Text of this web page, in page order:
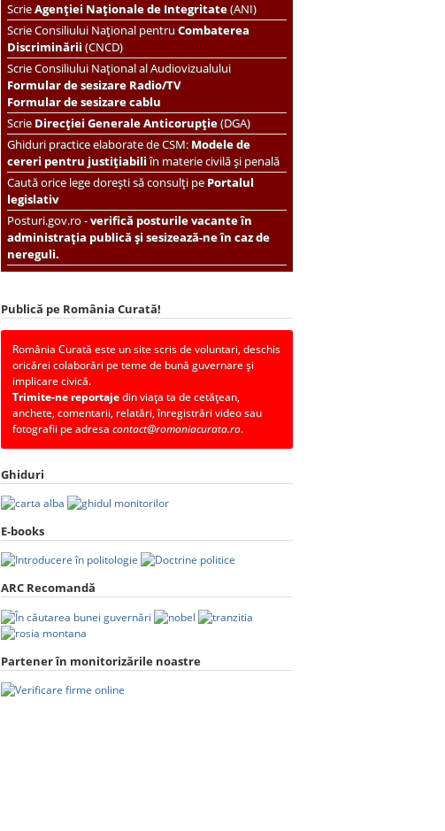
ScrieAgenției Naționale de Integritate(ANI)
ScrieConsiliului Național pentruCombaterea
Discriminării(CNCD)
Scrie Consiliului Național al Audiovizualului
Formular de sesizare Radio/TV
Formular de sesizare cablu
ScrieDirecției Generale Anticorupție(DGA)
Ghiduri practice elaborate de CSM: Modele de
cereri pentru justițiabiliîn materie civilă și penală
Caută orice lege dorești să consulți pePortalul
legislativ
Posturi.gov.ro -verifică posturile vacante în
administrația publică și sesizează-ne în caz de
nereguli.
Publică pe România Curată!
România Curată este un site scris de voluntari, deschis
oricărei colaborări pe teme de bună guvernare și
implicare civică.
Trimite-ne reportajedin viața ta de cetățean,
anchete, comentarii, relatări, înregistrări video sau
fotografii pe adresacontact@romaniacurata.ro.
Ghiduri
E-books
ARC Recomandă
Partener în monitorizările noastre